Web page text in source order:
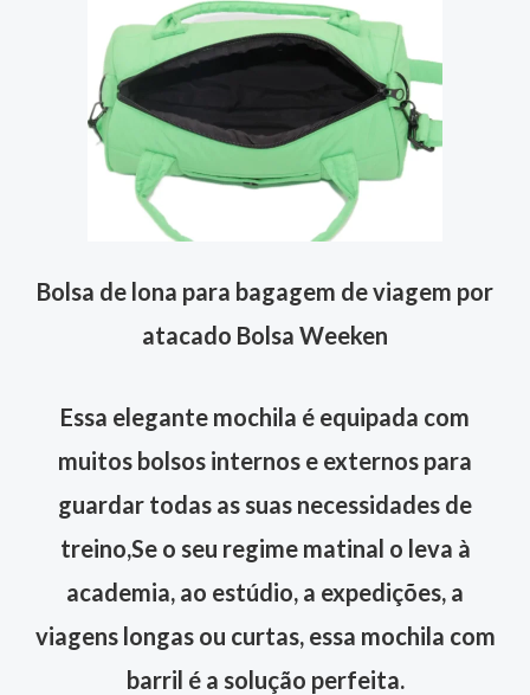
Bolsa de lona para bagagem de viagem por
atacado Bolsa Weeken
Essa elegante mochila é equipada com
muitos bolsos internos e externos para
guardar todas as suas necessidades de
treino,Se o seu regime matinal o leva à
academia, ao estúdio, a expedições, a
viagens longas ou curtas, essa mochila com
barril é a solução perfeita.